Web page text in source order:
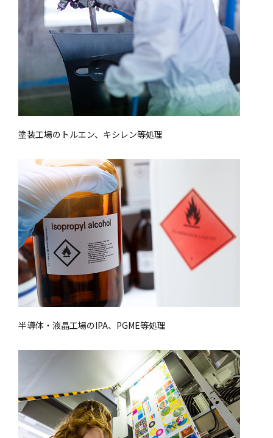
塗装工場のトルエン、キシレン等処理
半導体・液晶工場のIPA、PGME等処理